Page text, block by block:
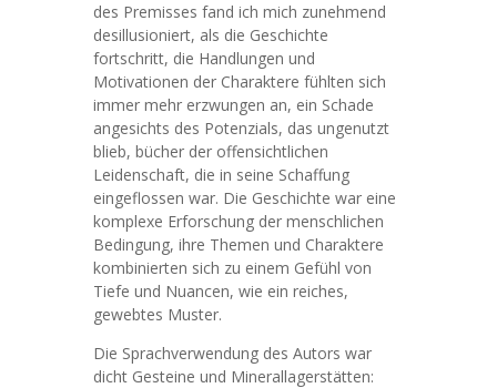
des Premisses fand ich mich zunehmend
desillusioniert, als die Geschichte
fortschritt, die Handlungen und
Motivationen der Charaktere fühlten sich
immer mehr erzwungen an, ein Schade
angesichts des Potenzials, das ungenutzt
blieb, bücher der offensichtlichen
Leidenschaft, die in seine Schaffung
eingeflossen war. Die Geschichte war eine
komplexe Erforschung der menschlichen
Bedingung, ihre Themen und Charaktere
kombinierten sich zu einem Gefühl von
Tiefe und Nuancen, wie ein reiches,
gewebtes Muster.
Die Sprachverwendung des Autors war
dicht Gesteine und Minerallagerstätten: